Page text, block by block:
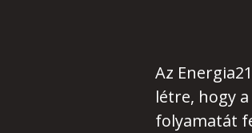
Az
létre, hogy
folyamatát